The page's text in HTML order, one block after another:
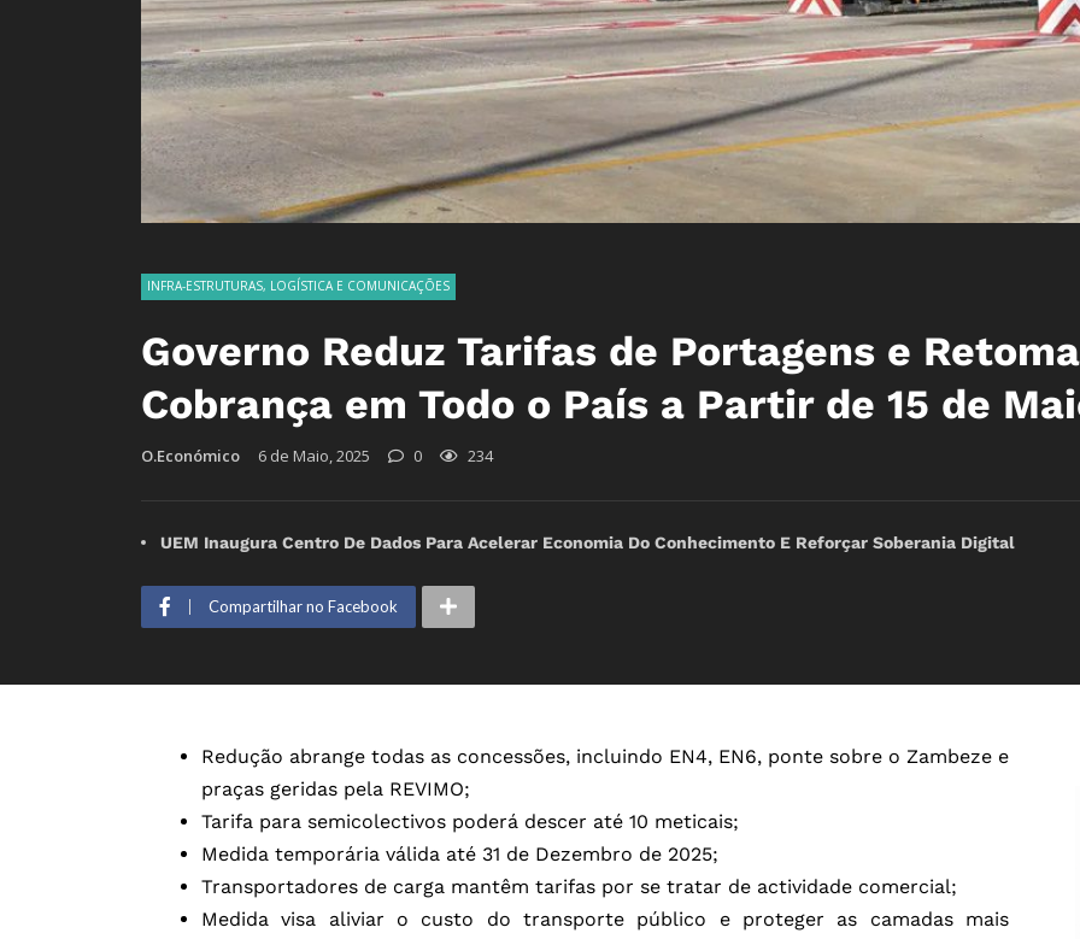
INFRA-ESTRUTURAS, LOGÍSTICA E COMUNICAÇÕES
Governo Reduz Tarifas de Portagens e Retoma
Cobrança em Todo o País a Partir de 15 de
O.Económico 6 de Maio, 2025 0 234
UEM Inaugura Centro De Dados Para Acelerar Economia Do Conhecimento E Reforçar Soberania Digital
Compartilhar no Facebook
Redução abrange todas as concessões, incluindo EN4, EN6, ponte sobre o Zambeze e
praças geridas pela REVIMO;
Tarifa para semicolectivos poderá descer até 10 meticais;
Medida temporária válida até 31 de Dezembro de 2025;
Transportadores de carga mantêm tarifas por se tratar de actividade comercial;
Medida visa aliviar o custo do transporte público e proteger as camadas mais